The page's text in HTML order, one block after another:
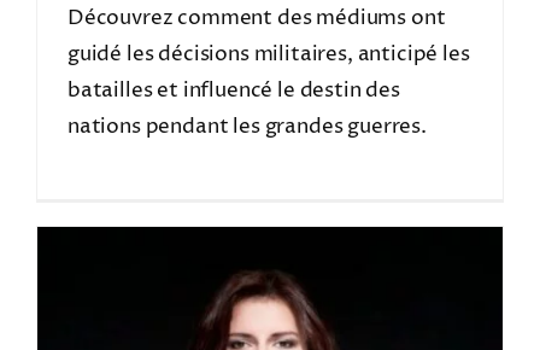
Découvrez comment des médiums ont
guidé les décisions militaires, anticipé les
batailles et influencé le destin des
nations pendant les grandes guerres.